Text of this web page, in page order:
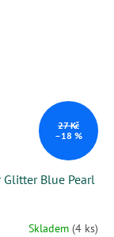
27 Kč
–18 %
Blue Pearl
Skladem (4 ks)